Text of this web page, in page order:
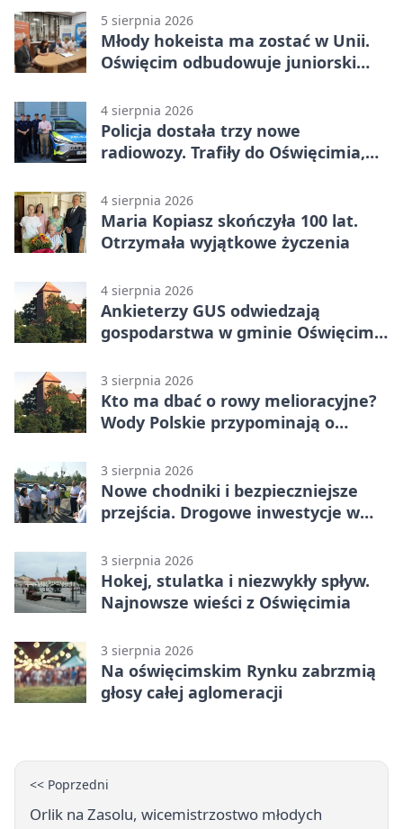
5 sierpnia 2026
Młody hokeista ma zostać w Unii.
Oświęcim odbudowuje juniorski
4 sierpnia 2026
Policja dostała trzy nowe
radiowozy. Trafiły do Oświęcimia,
4 sierpnia 2026
Maria Kopiasz skończyła 100 lat.
Otrzymała wyjątkowe życzenia
4 sierpnia 2026
Ankieterzy GUS odwiedzają
gospodarstwa w gminie Oświęcim.
3 sierpnia 2026
Kto ma dbać o rowy melioracyjne?
Wody Polskie przypominają o
3 sierpnia 2026
Nowe chodniki i bezpieczniejsze
przejścia. Drogowe inwestycje w
3 sierpnia 2026
Hokej, stulatka i niezwykły spływ.
Najnowsze wieści z Oświęcimia
3 sierpnia 2026
Na oświęcimskim Rynku zabrzmią
głosy całej aglomeracji
<< Poprzedni
Orlik na Zasolu, wicemistrzostwo młodych